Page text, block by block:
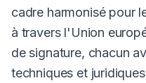
cadre harmonisé pour
à travers l'Union
de signature, chacun
techniques et